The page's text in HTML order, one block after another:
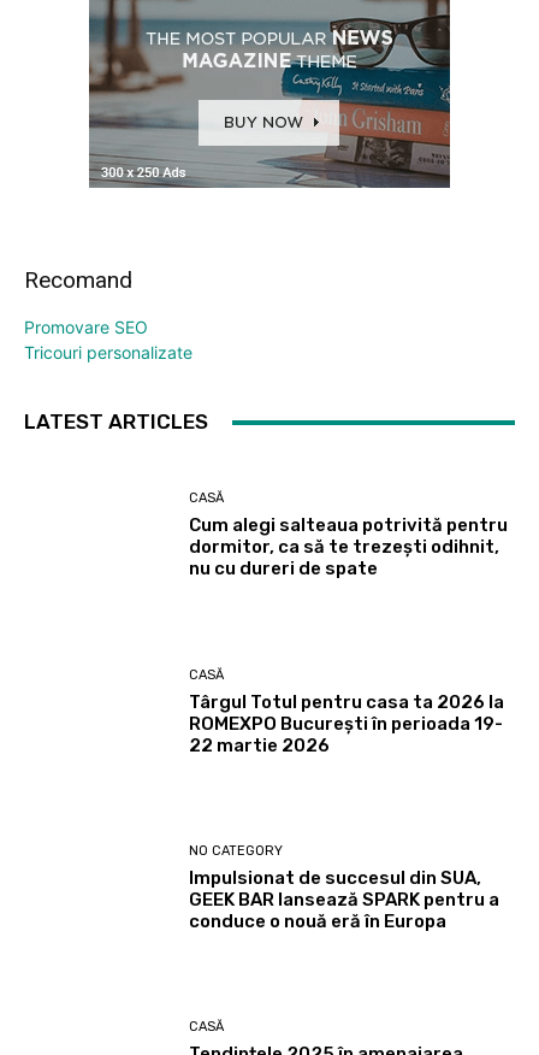
Recomand
Promovare SEO
Tricouri personalizate
LATEST ARTICLES
CASĂ
Cum alegi salteaua potrivită pentru
dormitor, ca să te trezești odihnit,
nu cu dureri de spate
CASĂ
Târgul Totul pentru casa ta 2026 la
ROMEXPO Bucureşti în perioada 19-
22 martie 2026
NO CATEGORY
Impulsionat de succesul din SUA,
GEEK BAR lansează SPARK pentru a
conduce o nouă eră în Europa
CASĂ